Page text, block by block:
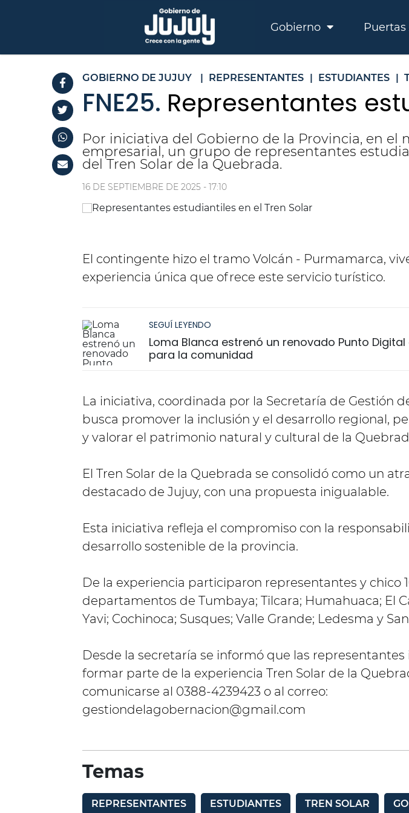
Gobierno
GOBIERNO DE JUJUY | REPRESENTANTES | ESTUDIANTES |
FNE25. Representantes
Por iniciativa del Gobierno de la Provincia, en el
empresarial, un grupo de representantes
del Tren Solar de la Quebrada.
16 DE SEPTIEMBRE DE 2025 - 17:10
El contingente hizo el tramo Volcán - Purmamarca,
experiencia única que ofrece este servicio turístico.
SEGUÍ LEYENDO
Loma Blanca estrenó un renovado Punto
para la comunidad
La iniciativa, coordinada por la Secretaría de Gestión
busca promover la inclusión y el desarrollo regional,
y valorar el patrimonio natural y cultural de la
El Tren Solar de la Quebrada se consolidó como un
destacado de Jujuy, con una propuesta inigualable.
Esta iniciativa refleja el compromiso con la
desarrollo sostenible de la provincia.
De la experiencia participaron representantes y chico
departamentos de Tumbaya; Tilcara; Humahuaca; El
Yavi; Cochinoca; Susques; Valle Grande; Ledesma y
Desde la secretaría se informó que las representantes
formar parte de la experiencia Tren Solar de la
comunicarse al 0388-4239423 o al correo:
gestiondelagobernacion@gmail.com
Temas
REPRESENTANTES ESTUDIANTES TREN SOLAR